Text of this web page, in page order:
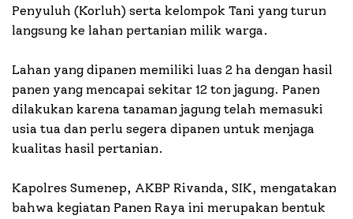
Penyuluh (Korluh) serta kelompok Tani yang turun
langsung ke lahan pertanian milik warga.
Lahan yang dipanen memiliki luas 2 ha dengan hasil
panen yang mencapai sekitar 12 ton jagung. Panen
dilakukan karena tanaman jagung telah memasuki
usia tua dan perlu segera dipanen untuk menjaga
kualitas hasil pertanian.
Kapolres Sumenep, AKBP Rivanda, SIK, mengatakan
bahwa kegiatan Panen Raya ini merupakan bentuk